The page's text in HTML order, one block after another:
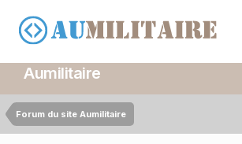
Aumilitaire
Forum du site Aumilitaire